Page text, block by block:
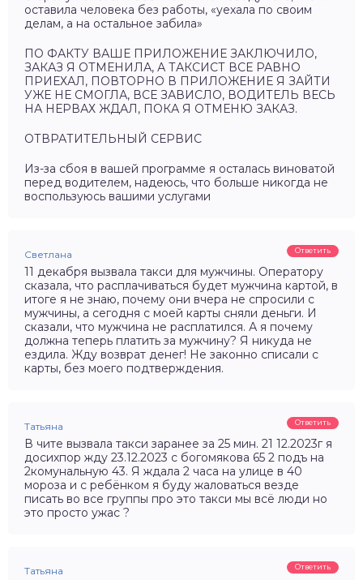
оставила человека без работы, «уехала по своим
делам, а на остальное забила»
ПО ФАКТУ ВАШЕ ПРИЛОЖЕНИЕ ЗАКЛЮЧИЛО,
ЗАКАЗ Я ОТМЕНИЛА, А ТАКСИСТ ВСЕ РАВНО
ПРИЕХАЛ, ПОВТОРНО В ПРИЛОЖЕНИЕ Я ЗАЙТИ
УЖЕ НЕ СМОГЛА, ВСЕ ЗАВИСЛО, ВОДИТЕЛЬ ВЕСЬ
НА НЕРВАХ ЖДАЛ, ПОКА Я ОТМЕНЮ ЗАКАЗ.
ОТВРАТИТЕЛЬНЫЙ СЕРВИС
Из-за сбоя в вашей программе я осталась виноватой
перед водителем, надеюсь, что больше никогда не
воспользуюсь вашими услугами
Светлана Ответить
11 декабря вызвала такси для мужчины. Оператору
сказала, что расплачиваться будет мужчина картой, в
итоге я не знаю, почему они вчера не спросили с
мужчины, а сегодня с моей карты сняли деньги. И
сказали, что мужчина не расплатился. А я почему
должна теперь платить за мужчину? Я никуда не
ездила. Жду возврат денег! Не законно списали с
карты, без моего подтверждения.
Татьяна Ответить
В чите вызвала такси заранее за 25 мин. 21 12.2023г я
досихпор жду 23.12.2023 с богомякова 65 2 подъ на
2комунальную 43. Я ждала 2 часа на улице в 40
мороза и с ребёнком я буду жаловаться везде
писать во все группы про это такси мы всё люди но
это просто ужас ?
Татьяна Ответить